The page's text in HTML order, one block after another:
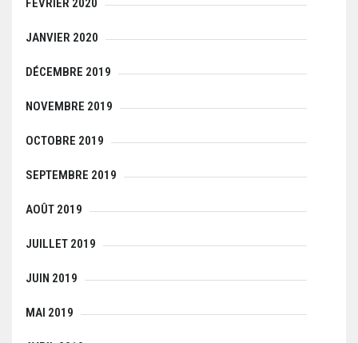
FÉVRIER 2020
JANVIER 2020
DÉCEMBRE 2019
NOVEMBRE 2019
OCTOBRE 2019
SEPTEMBRE 2019
AOÛT 2019
JUILLET 2019
JUIN 2019
MAI 2019